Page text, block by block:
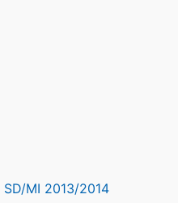
MI 2013/2014